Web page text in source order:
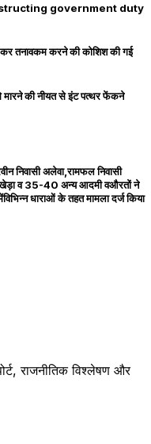
for obstructing government duty
कर तनावकम करने की कोशिश की गई
मारने की नीयत से इंट पत्थर फेंकने
निवासी अलेवा,रामफल निवासी
खेड़ा व 35-40 अन्य आदमी वऔरतों ने
धाराओं के तहत मामला दर्ज किया
राजनीतिक विश्लेषण और